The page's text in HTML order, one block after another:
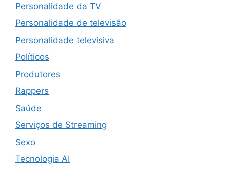
Personalidade da TV
Personalidade de televisão
Personalidade televisiva
Políticos
Produtores
Rappers
Saúde
Serviços de Streaming
Sexo
Tecnologia AI